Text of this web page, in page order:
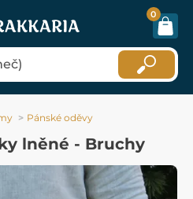
0
Pánské oděvy
lněné - Bruchy